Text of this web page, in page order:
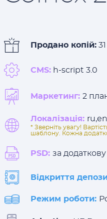
Продано копій:
CMS: h-script 3.0
Маркетинг: 2
Локалізація: ru,en
* Зверніть увагу!
шаблону. Кожна
PSD: за
Відкриття
Режим роботи: